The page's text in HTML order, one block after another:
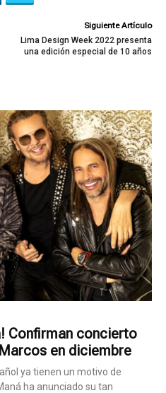
Siguiente Artículo
Lima Design Week 2022 presenta
una edición especial de 10 años
Confirman concierto
en diciembre
ya tienen un motivo de
ha anunciado su tan